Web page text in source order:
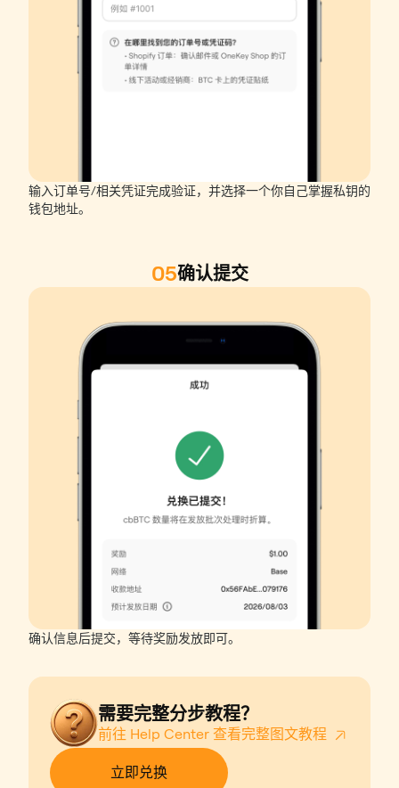
输入订单号/相关凭证完成验证，并选择一个你自己掌握私钥的
钱包地址。
05确认提交
确认信息后提交，等待奖励发放即可。
需要完整分步教程？
前往 Help Center 查看完整图文教程⁠
立即兑换